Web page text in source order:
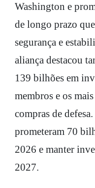
Washington e
de longo prazo
segurança e
aliança destacou
139 bilhões em
membros e os
compras de
prometeram 70
2026 e manter
2027.